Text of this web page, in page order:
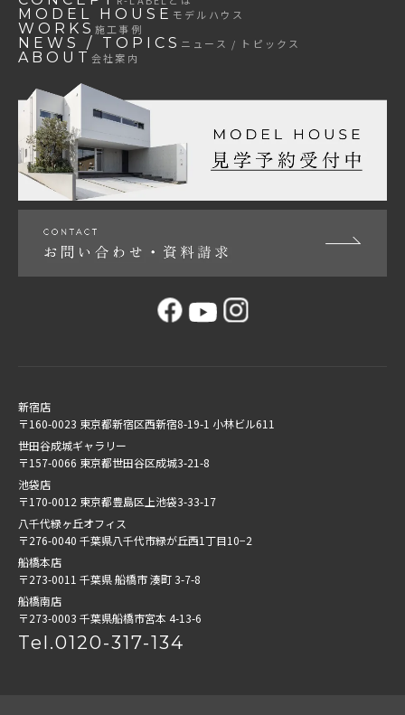
MODEL HOUSE モデルハウス
WORKS 施工事例
NEWS / TOPICS ニュース / トピックス
ABOUT 会社案内
新宿店
〒160-0023 東京都新宿区西新宿8-19-1 小林ビル611
世田谷成城ギャラリー
〒157-0066 東京都世田谷区成城3-21-8
池袋店
〒170-0012 東京都豊島区上池袋3-33-17
八千代緑ヶ丘オフィス
〒276-0040 千葉県八千代市緑が丘西1丁目10−2
船橋本店
〒273-0011 千葉県 船橋市 湊町 3-7-8
船橋南店
〒273-0003 千葉県船橋市宮本 4-13-6
Tel.0120-317-134